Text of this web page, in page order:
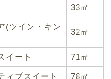
33㎡
(ツイン・キン
32㎡
イート 71㎡
ィブスイート 78㎡